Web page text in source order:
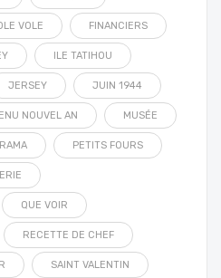
VOLE FINANCIERS
ILE TATIHOU
JERSEY JUIN 1944
NOUVEL AN MUSÉE
PETITS FOURS
QUE VOIR
RECETTE DE CHEF
SAINT VALENTIN